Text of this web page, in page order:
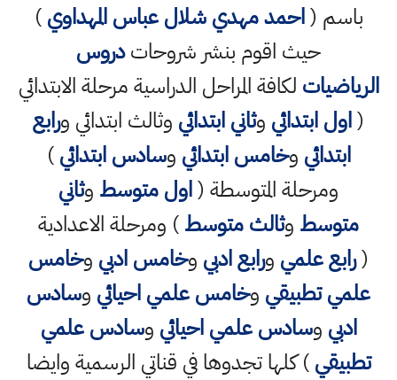
باسم (احمد مهدي شلال عباس المهداوي)
حيث اقوم بنشر شروحاتدروس
الرياضيات لكافة المراحل الدراسية مرحلة الابتدائي
(اول ابتدائي وثاني ابتدائي وثالث ابتدائي ورابع
ابتدائي وخامس ابتدائي وسادس ابتدائي)
ومرحلة المتوسطة (اول متوسط وثاني
متوسط وثالث متوسط) ومرحلة الاعدادية
(رابع علمي ورابع ادبي وخامس ادبي وخامس
علمي تطبيقي وخامس علمي احيائي وسادس
ادبي وسادس علمي احيائي وسادس علمي
تطبيقي) كلها تجدوها في قناتي الرسمية وايضا